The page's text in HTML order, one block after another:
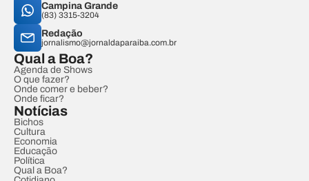
Campina Grande
(83) 3315-3204
Redação
jornalismo@jornaldaparaiba.com.br
Qual a Boa?
Agenda de Shows
O que fazer?
Onde comer e beber?
Onde ficar?
Notícias
Bichos
Cultura
Economia
Educação
Política
Qual a Boa?